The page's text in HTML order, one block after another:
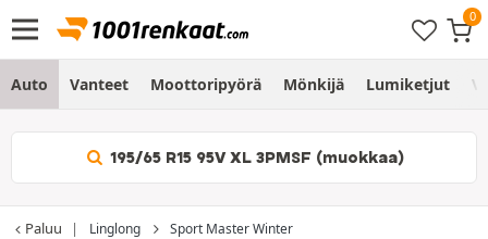
Auto Vanteet Moottoripyörä Mönkijä Lumiketjut
195/65 R15 95V XL 3PMSF (muokkaa)
Paluu Linglong Sport Master Winter